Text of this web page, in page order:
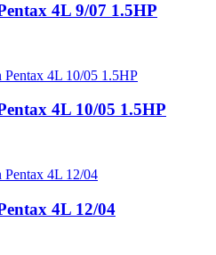
4L 9/07 1.5HP
4L 10/05 1.5HP
4L 12/04